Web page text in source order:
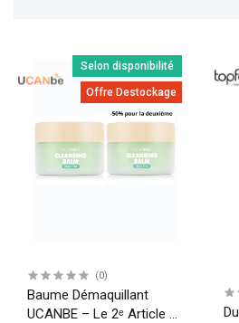
Selon disponibilité
Offre Destockage
(0)
Baume Démaquillant
UCANBE – Le 2ᵉ Article À